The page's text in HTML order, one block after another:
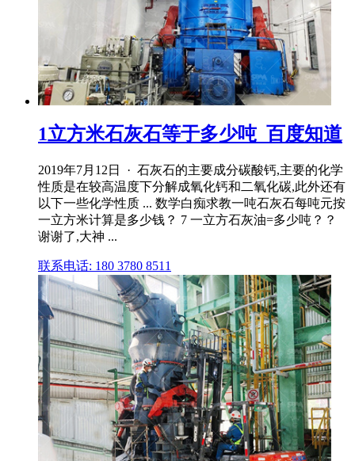
1立方米石灰石等于多少吨_百度知道
2019年7月12日 · 石灰石的主要成分碳酸钙,主要的化学
性质是在较高温度下分解成氧化钙和二氧化碳,此外还有
以下一些化学性质 ... 数学白痴求教一吨石灰石每吨元按
一立方米计算是多少钱？ 7 一立方石灰油=多少吨？？
谢谢了,大神 ...
联系电话: 180 3780 8511